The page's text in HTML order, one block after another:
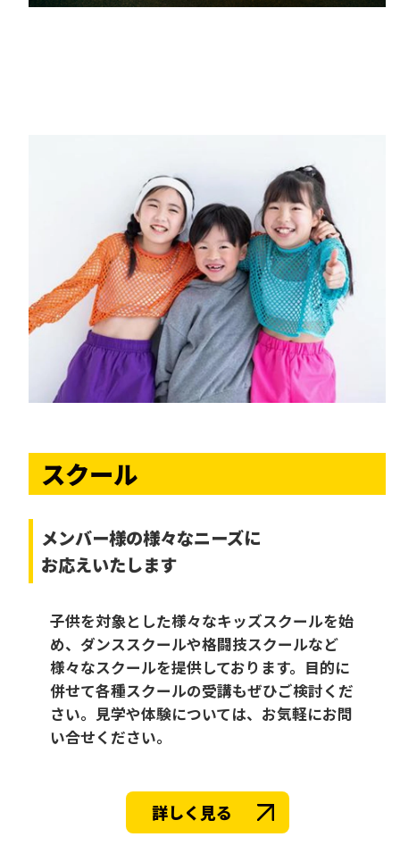
スクール
メンバー様の様々なニーズに
お応えいたします
子供を対象とした様々なキッズスクールを始
め、ダンススクールや格闘技スクールなど
様々なスクールを提供しております。目的に
併せて各種スクールの受講もぜひご検討くだ
さい。見学や体験については、お気軽にお問
い合せください。
詳しく見る